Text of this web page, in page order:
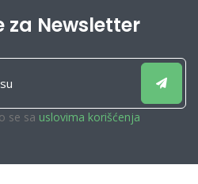
za Newsletter
se sa uslovima korišćenja